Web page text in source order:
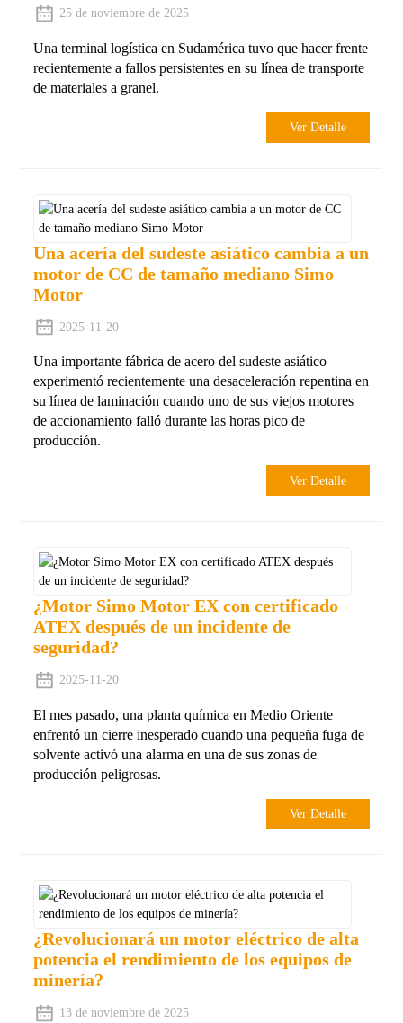
25 de noviembre de 2025
Una terminal logística en Sudamérica tuvo que hacer frente
recientemente a fallos persistentes en su línea de transporte
de materiales a granel.
Ver Detalle
Una acería del sudeste asiático cambia a un
motor de CC de tamaño mediano Simo
Motor
2025-11-20
Una importante fábrica de acero del sudeste asiático
experimentó recientemente una desaceleración repentina en
su línea de laminación cuando uno de sus viejos motores
de accionamiento falló durante las horas pico de
producción.
Ver Detalle
¿Motor Simo Motor EX con certificado
ATEX después de un incidente de
seguridad?
2025-11-20
El mes pasado, una planta química en Medio Oriente
enfrentó un cierre inesperado cuando una pequeña fuga de
solvente activó una alarma en una de sus zonas de
producción peligrosas.
Ver Detalle
¿Revolucionará un motor eléctrico de alta
potencia el rendimiento de los equipos de
minería?
13 de noviembre de 2025